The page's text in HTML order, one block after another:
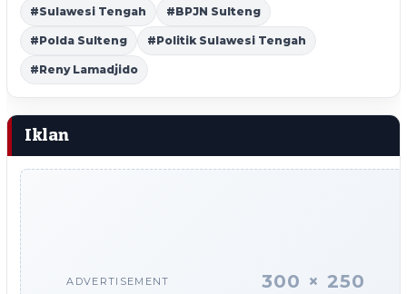
#Sulawesi Tengah #BPJN Sulteng
#Polda Sulteng #Politik Sulawesi Tengah
#Reny Lamadjido
Iklan
ADVERTISEMENT 300 × 250